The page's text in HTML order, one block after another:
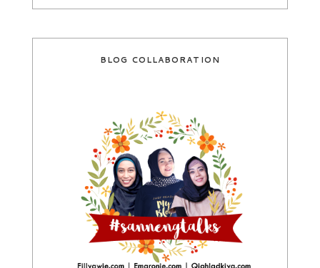
BLOG COLLABORATION